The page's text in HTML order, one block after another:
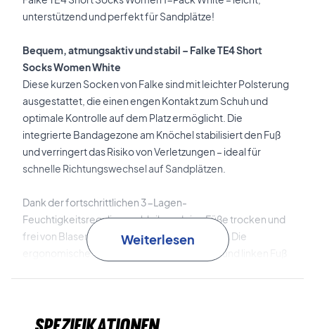
unterstützend und perfekt für Sandplätze!
Bequem, atmungsaktiv und stabil – Falke TE4 Short
Socks Women White
Diese kurzen Socken von Falke sind mit leichter Polsterung
ausgestattet, die einen engen Kontakt zum Schuh und
optimale Kontrolle auf dem Platz ermöglicht. Die
integrierte Bandagezone am Knöchel stabilisiert den Fuß
und verringert das Risiko von Verletzungen – ideal für
schnelle Richtungswechsel auf Sandplätzen.
Dank der fortschrittlichen 3-Lagen-
Feuchtigkeitsregulierung bleiben deine Füße trocken und
frei von Blasen – auch bei intensiven Matches. Die
ergonomische Passform ist für den rechten und linken Fuß
Das schnell trocknende Baumwollmischgewebe fühlt sich
Weiterlesen